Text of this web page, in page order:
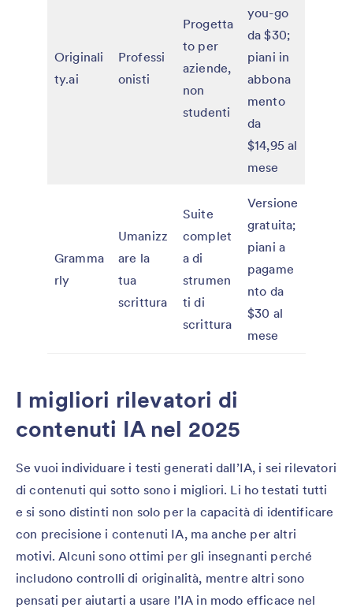
Originali
ty.ai
Professi
onisti
Progetta
to per
aziende,
non
studenti
you-go
da $30;
piani in
abbona
mento
da
$14,95 al
mese
Gramma
rly
Umanizz
are la
tua
scrittura
Suite
complet
a di
strumen
ti di
scrittura
Versione
gratuita;
piani a
pagame
nto da
$30 al
mese
I migliori rilevatori di
contenuti IA nel 2025
Se vuoi individuare i testi generati dall’IA, i sei rilevatori
di contenuti qui sotto sono i migliori. Li ho testati tutti
e si sono distinti non solo per la capacità di identificare
con precisione i contenuti IA, ma anche per altri
motivi. Alcuni sono ottimi per gli insegnanti perché
includono controlli di originalità, mentre altri sono
pensati per aiutarti a usare l’IA in modo efficace nel